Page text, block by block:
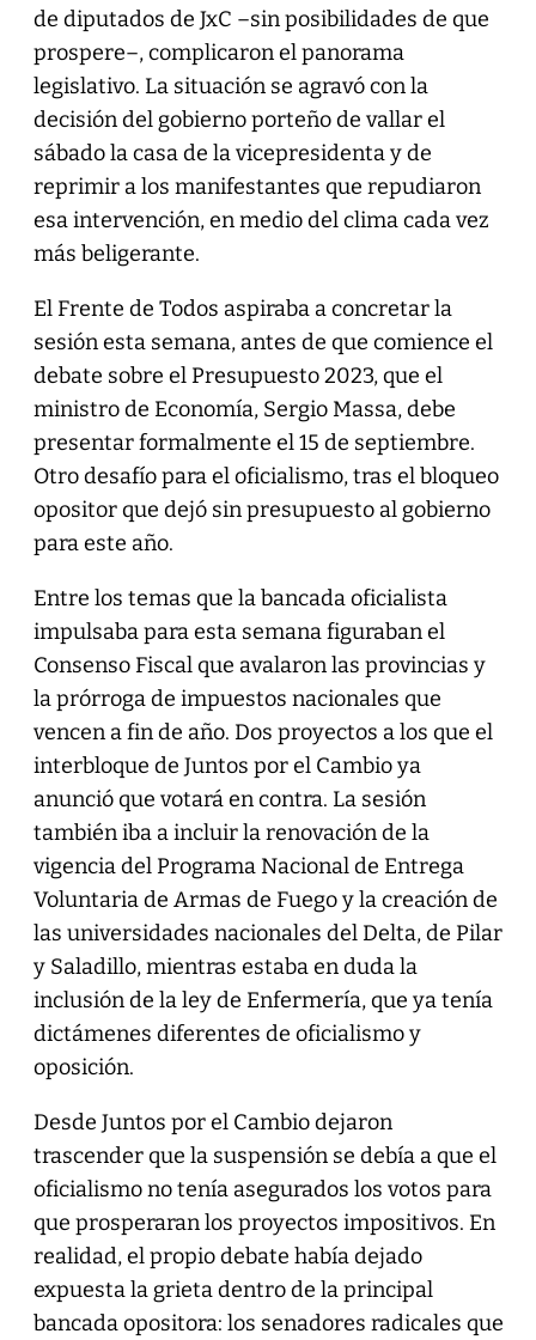
de diputados de JxC –sin posibilidades de que
prospere–, complicaron el panorama
legislativo. La situación se agravó con la
decisión del gobierno porteño de vallar el
sábado la casa de la vicepresidenta y de
reprimir a los manifestantes que repudiaron
esa intervención, en medio del clima cada vez
más beligerante.
El Frente de Todos aspiraba a concretar la
sesión esta semana, antes de que comience el
debate sobre el Presupuesto 2023, que el
ministro de Economía, Sergio Massa, debe
presentar formalmente el 15 de septiembre.
Otro desafío para el oficialismo, tras el bloqueo
opositor que dejó sin presupuesto al gobierno
para este año.
Entre los temas que la bancada oficialista
impulsaba para esta semana figuraban el
Consenso Fiscal que avalaron las provincias y
la prórroga de impuestos nacionales que
vencen a fin de año. Dos proyectos a los que el
interbloque de Juntos por el Cambio ya
anunció que votará en contra. La sesión
también iba a incluir la renovación de la
vigencia del Programa Nacional de Entrega
Voluntaria de Armas de Fuego y la creación de
las universidades nacionales del Delta, de Pilar
y Saladillo, mientras estaba en duda la
inclusión de la ley de Enfermería, que ya tenía
dictámenes diferentes de oficialismo y
oposición.
Desde Juntos por el Cambio dejaron
trascender que la suspensión se debía a que el
oficialismo no tenía asegurados los votos para
que prosperaran los proyectos impositivos. En
realidad, el propio debate había dejado
expuesta la grieta dentro de la principal
bancada opositora: los senadores radicales que